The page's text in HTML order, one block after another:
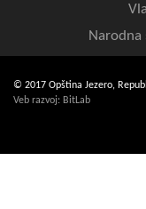
Narodna
© 2017 Opština Jezero,
Veb razvoj: BitLab